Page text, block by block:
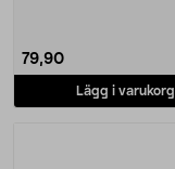
79,90
Lägg i varukorg